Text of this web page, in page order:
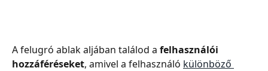
A felugró ablak aljában találod a felhasználói
hozzáféréseket, amivel a felhasználó különböző